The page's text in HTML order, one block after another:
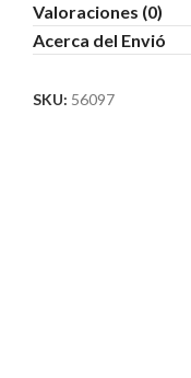
Valoraciones (0)
Acerca del Envió
SKU: 56097